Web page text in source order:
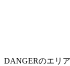
DANGERのエリ